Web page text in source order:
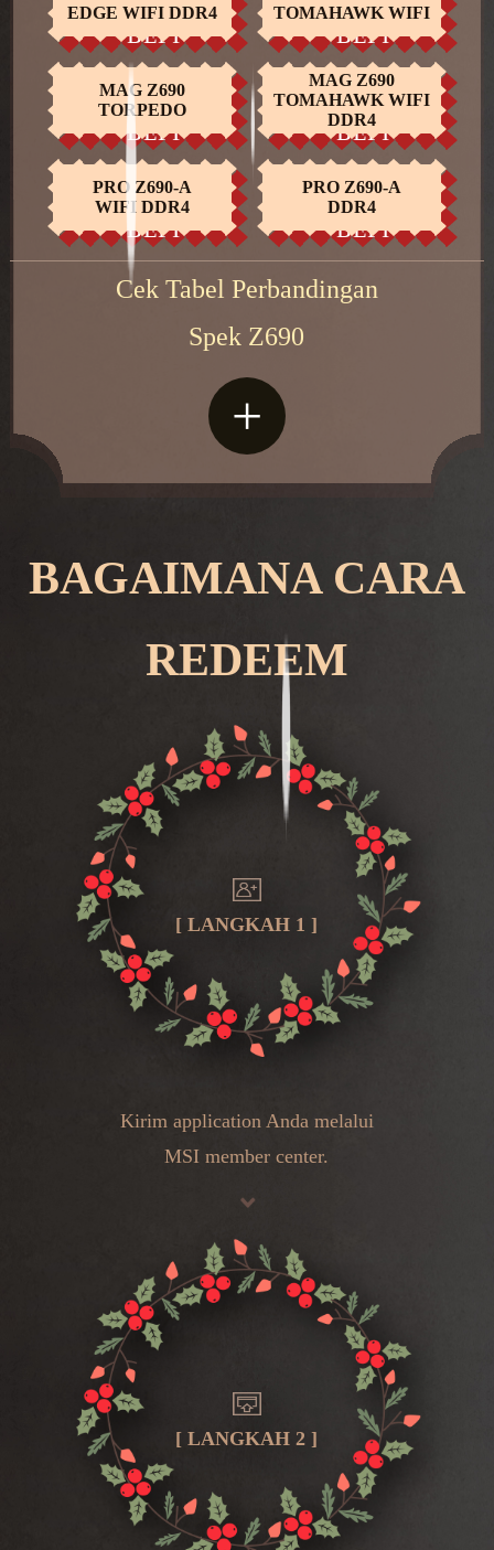
EDGE WIFI DDR4
BELI
TOMAHAWK WIFI
BELI
MAG Z690
TORPEDO
BELI
SEKARANG
MAG Z690
TOMAHAWK WIFI
DDR4
BELI
SEKARANG
PRO Z690-A
WIFI DDR4
BELI
SEKARANG
PRO Z690-A
DDR4
BELI
SEKARANG
Cek Tabel Perbandingan
Spek Z690
+
BAGAIMANA CARA
REDEEM
[ LANGKAH 1 ]
Kirim application Anda melalui
MSI member center.
[ LANGKAH 2 ]